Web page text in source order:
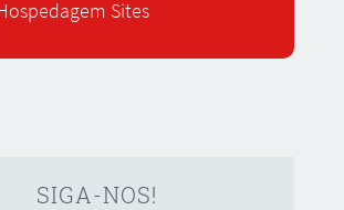
Sites
SIGA-NOS!